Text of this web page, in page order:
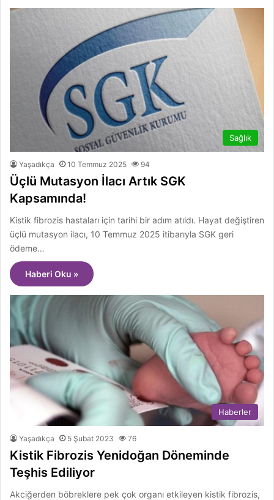
Sağlık
Yaşadıkça 10 Temmuz 2025 94
Üçlü Mutasyon İlacı Artık SGK
Kapsamında!
Kistik fibrozis hastaları için tarihi bir adım atıldı. Hayat değiştiren
üçlü mutasyon ilacı, 10 Temmuz 2025 itibarıyla SGK geri
ödeme…
Haberi Oku »
Haberler
Yaşadıkça 5 Şubat 2023 76
Kistik Fibrozis Yenidoğan Döneminde
Teşhis Ediliyor
Akciğerden böbreklere pek çok organı etkileyen kistik fibrozis,